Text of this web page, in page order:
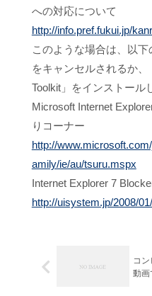
への対応について
http://info.pref.fukui.jp/
このような場合は、以
をキャンセルされるか
Toolkit」をインストール
Microsoft Internet
りコーナー
http://
amily/ie/au/tsuru.mspx
Internet Explorer 7
http://uisystem.jp/2008/
コ
動画